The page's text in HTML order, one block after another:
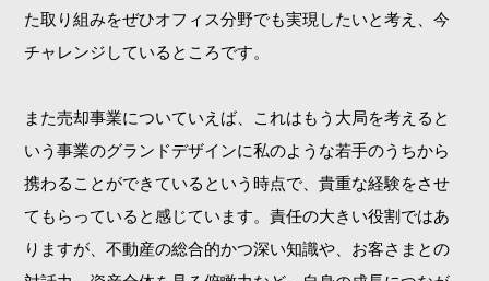
た取り組みをぜひオフィス分野でも実現したいと考え、今
チャレンジしているところです。
また売却事業についていえば、これはもう大局を考えると
いう事業のグランドデザインに私のような若手のうちから
携わることができているという時点で、貴重な経験をさせ
てもらっていると感じています。責任の大きい役割ではあ
りますが、不動産の総合的かつ深い知識や、お客さまとの